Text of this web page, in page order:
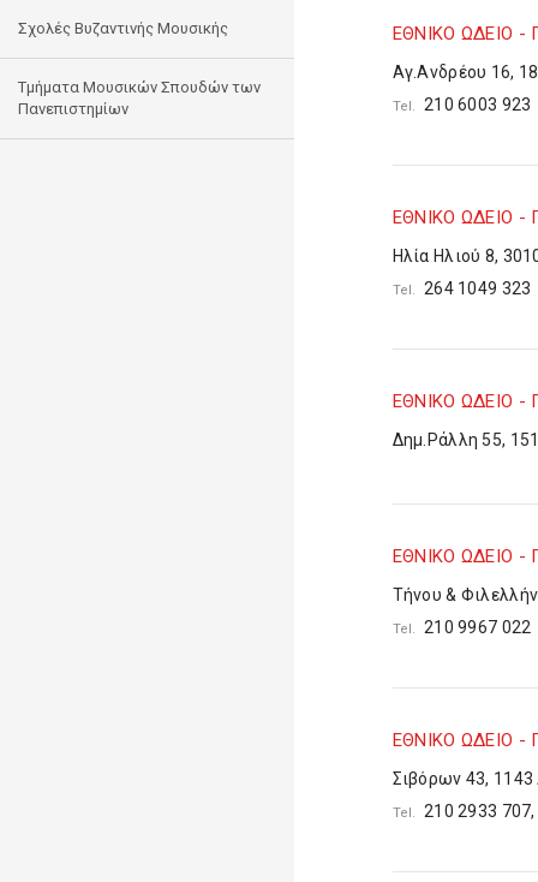
Σχολές Βυζαντινής Μουσικής
Τμήματα Μουσικών Σπουδών των
Πανεπιστημίων
ΕΘΝΙΚΟ ΩΔΕΙΟ -
Αγ.Ανδρέου 16,
Tel. 210 6003 923
ΕΘΝΙΚΟ ΩΔΕΙΟ -
Ηλία Ηλιού 8,
Tel. 264 1049 323
ΕΘΝΙΚΟ ΩΔΕΙΟ -
Δημ.Ράλλη 55,
ΕΘΝΙΚΟ ΩΔΕΙΟ
Τήνου &
Tel. 210 9967 022
ΕΘΝΙΚΟ ΩΔΕΙΟ
Σιβόρων 43,
Tel. 210 2933